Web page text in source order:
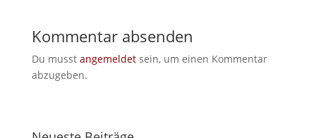
Kommentar absenden
Du musst angemeldetsein, um einen Kommentar
abzugeben.